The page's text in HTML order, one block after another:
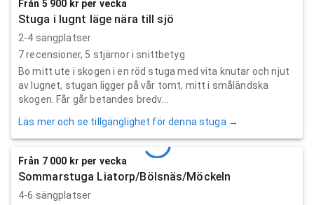
Från 5 900 kr per vecka
Stuga i lugnt läge nära till sjö
2-4 sängplatser
7recensioner, 5 stjärnor i snittbetyg
Bo mitt ute i skogen i en röd stuga med vita knutar och njut
av lugnet, stugan ligger på vår tomt, mitt i småländska
skogen. Får går betandes bredv...
Läs mer och se tillgänglighet för denna stuga →
Från 7 000 kr per vecka
Sommarstuga Liatorp/Bölsnäs/Möckeln
4-6 sängplatser